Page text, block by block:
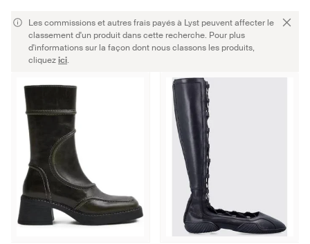
Les commissions et autres frais payés à Lyst peuvent affecter le
classement d'un produit dans cette recherche. Pour plus
d'informations sur la façon dont nous classons les produits,
cliquezici.